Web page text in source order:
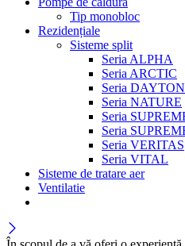
Tip monobloc
Rezidențiale
Sisteme split
Seria ALPHA
Seria ARCTIC
Seria
Seria NATURE
Seria
Seria
Seria VERITAS
Seria VITAL
Sisteme de tratare aer
Ventilatie